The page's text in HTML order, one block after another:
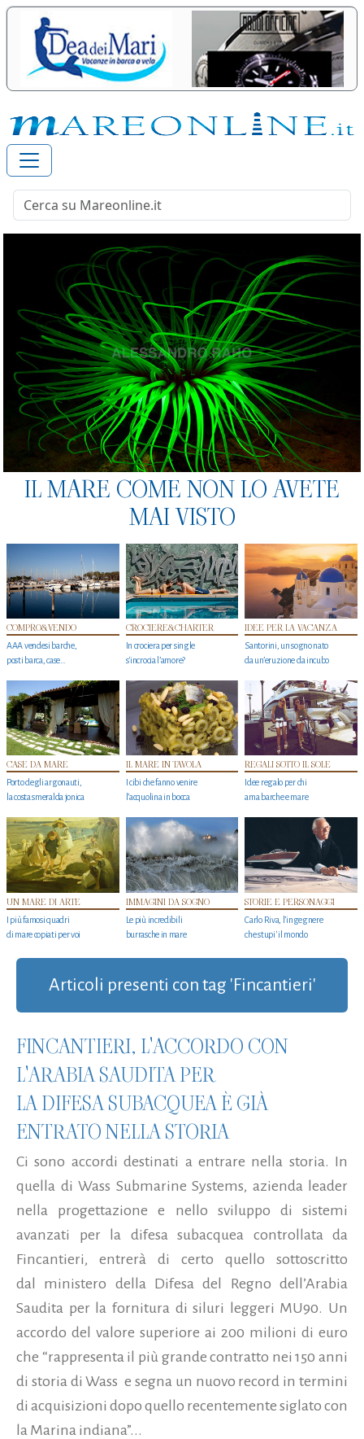
IL MARE COME NON LO AVETE
MAI VISTO
COMPRO&VENDO
AAA vendesi barche,
posti barca, case…
CROCIERE&CHARTER
In crociera per single
s'incrocia l’amore?
IDEE PER LA VACANZA
Santorini, un sogno nato
da un’eruzione da incubo
CASE DA MARE
Porto degli argonauti,
la costa smeralda jonica
IL MARE IN TAVOLA
I cibi che fanno venire
l’acquolina in bocca
REGALI SOTTO IL SOLE
Idee regalo per chi
ama barche e mare
UN MARE DI ARTE
I più famosi quadri
di mare copiati per voi
IMMAGINI DA SOGNO
Le più incredibili
burrasche in mare
STORIE E PERSONAGGI
Carlo Riva, l’ingegnere
che stupi' il mondo
Articoli presenti con tag 'Fincantieri'
FINCANTIERI, L'ACCORDO CON
L'ARABIA SAUDITA PER
LA DIFESA SUBACQUEA È GIÀ
ENTRATO NELLA STORIA
Ci sono accordi destinati a entrare nella storia. In
quella di Wass Submarine Systems, azienda leader
nella progettazione e nello sviluppo di sistemi
avanzati per la difesa subacquea controllata da
Fincantieri, entrerà di certo quello sottoscritto
dal ministero della Difesa del Regno dell’Arabia
Saudita per la fornitura di siluri leggeri MU90. Un
accordo del valore superiore ai 200 milioni di euro
che “rappresenta il più grande contratto nei 150 anni
di storia di Wass e segna un nuovo record in termini
di acquisizioni dopo quello recentemente siglato con
la Marina indiana”...